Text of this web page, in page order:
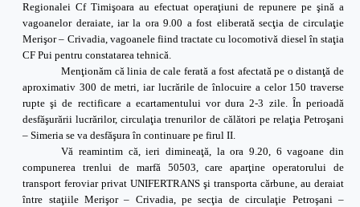
Regionalei Cf Timişoara au efectuat operaţiuni de repunere pe şină a
vagoanelor deraiate, iar la ora 9.00 a fost eliberată secţia de circulaţie
Merişor – Crivadia, vagoanele fiind tractate cu locomotivă diesel în staţia
CF Pui pentru constatarea tehnică.
Menţionăm că linia de cale ferată a fost afectată pe o distanţă de
aproximativ 300 de metri, iar lucrările de înlocuire a celor 150 traverse
rupte şi de rectificare a ecartamentului vor dura 2-3 zile. În perioadă
desfăşurării lucrărilor, circulaţia trenurilor de călători pe relaţia Petroşani
– Simeria se va desfăşura în continuare pe firul II.
Vă reamintim că, ieri dimineaţă, la ora 9.20, 6 vagoane din
compunerea trenlui de marfă 50503, care aparţine operatorului de
transport feroviar privat UNIFERTRANS şi transporta cărbune, au deraiat
între staţiile Merişor – Crivadia, pe secţia de circulaţie Petroşani –